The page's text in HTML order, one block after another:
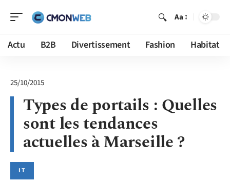
Aa
Actu B2B Divertissement Fashion Habitat
25/10/2015
Types de portails : Quelles
sont les tendances
actuelles à Marseille ?
IT